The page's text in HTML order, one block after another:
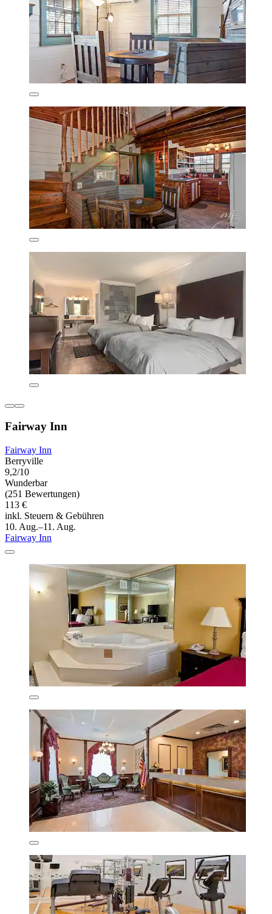
Fairway Inn
Fairway Inn
Berryville
(251 Bewertungen)
inkl. Steuern & Gebühren
10. Aug.–11. Aug.
Fairway Inn